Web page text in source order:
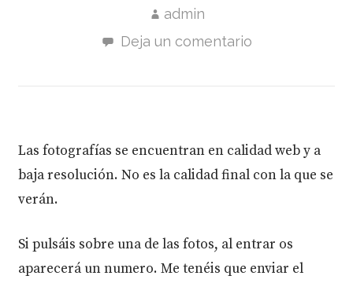
admin
Deja un comentario
Las fotografías se encuentran en calidad web y a
baja resolución. No es la calidad final con la que se
verán.
Si pulsáis sobre una de las fotos, al entrar os
aparecerá un numero. Me tenéis que enviar el